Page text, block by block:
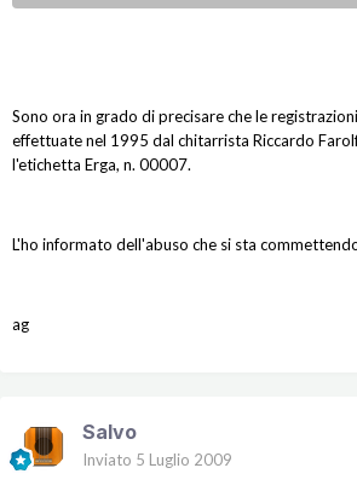
Sono ora in grado di precisare che le
effettuate nel 1995 dal chitarrista Riccardo
l'etichetta Erga, n. 00007.
L'ho informato dell'abuso che si sta
ag
Salvo
Inviato 5 Luglio 2009